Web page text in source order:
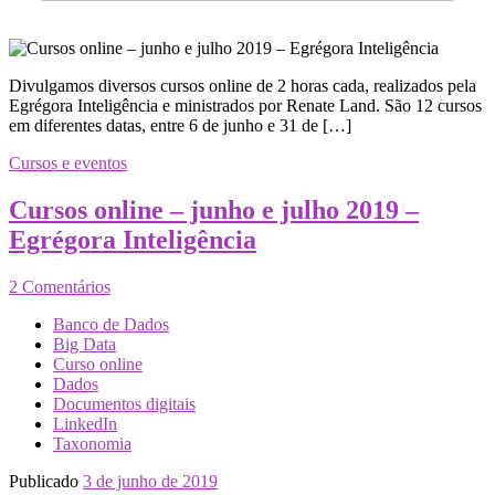
Divulgamos diversos cursos online de 2 horas cada, realizados pela
Egrégora Inteligência e ministrados por Renate Land. São 12 cursos
em diferentes datas, entre 6 de junho e 31 de […]
Cursos e eventos
Cursos online – junho e julho 2019 –
Egrégora Inteligência
2 Comentários
Banco de Dados
Big Data
Curso online
Dados
Documentos digitais
LinkedIn
Taxonomia
Publicado 3 de junho de 2019